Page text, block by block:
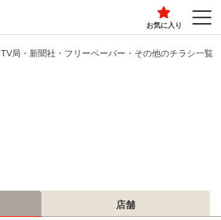
お気に入り
TV局・新聞社・フリーペーパー・その他のチラシ一覧
店舗